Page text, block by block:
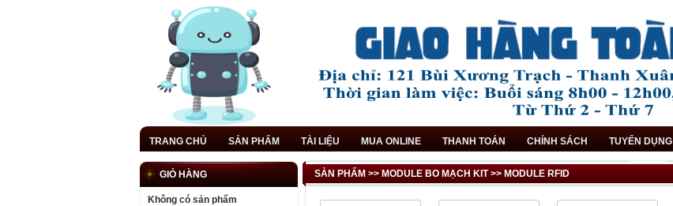
TRANG CHỦ SẢN PHẨM TÀI LIỆU MUA ONLINE THANH TOÁN CHÍNH SÁCH TUYỂN DỤNG
SẢN PHẨM >> MODULE BO MẠCH KIT >> MODULE RFID
GIỎ HÀNG
Không có sản phẩm